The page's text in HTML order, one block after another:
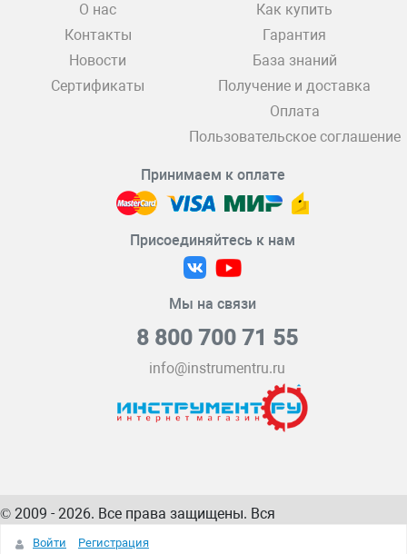
О нас
Контакты
Новости
Сертификаты
Как купить
Гарантия
База знаний
Получение и доставка
Оплата
Пользовательское соглашение
Принимаем к оплате
Присоединяйтесь к нам
Мы на связи
8 800 700 71 55
info@instrumentru.ru
© 2009 - 2026. Все права защищены. Вся
информация на сайте – собственность
Войти Регистрация